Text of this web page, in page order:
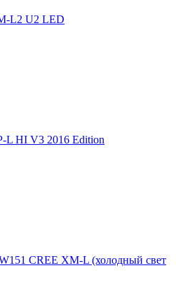
L2 U2 LED
L HI V3 2016 Edition
CREE XM-L (холодный свет